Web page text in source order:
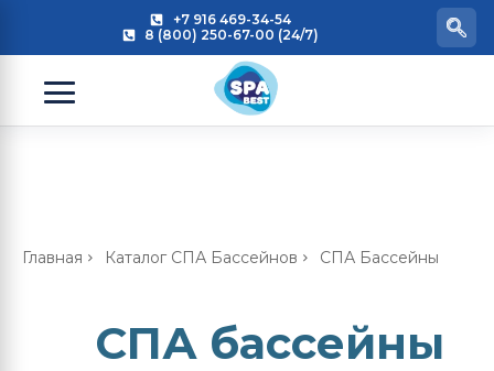
+7 916 469-34-54
8 (800) 250-67-00 (24/7)
Главная Каталог СПА Бассейнов СПА Бассейны
СПА бассейны